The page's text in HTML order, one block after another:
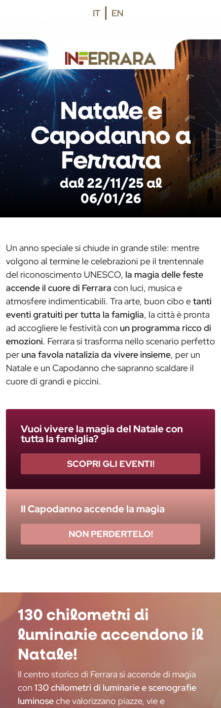
Vai al contenuto principale
IT EN
Natale e
Capodanno a
Ferrara
dal 22/11/25 al
06/01/26
Un anno speciale si chiude in grande stile: mentre
volgono al termine le celebrazioni pe il trentennale
del riconoscimento UNESCO, la magia delle feste
accende il cuore di Ferrara con luci, musica e
atmosfere indimenticabili. Tra arte, buon cibo etanti
eventi gratuiti per tutta la famiglia, la città è pronta
ad accogliere le festività con un programma ricco di
emozioni. Ferrara si trasforma nello scenario perfetto
per una favola natalizia da vivere insieme, per un
Natale e un Capodanno che sapranno scaldare il
cuore di grandi e piccini.
Vuoi vivere la magia del Natale con
tutta la famiglia?
SCOPRI GLI EVENTI!
Il Capodanno accende la magia
NON PERDERTELO!
130 chilometri di
luminarie accendono il
Natale!
Il centro storico di Ferrara si accende di magia
con 130 chilometri di luminarie e scenografie
luminoseche valorizzano piazze, vie e